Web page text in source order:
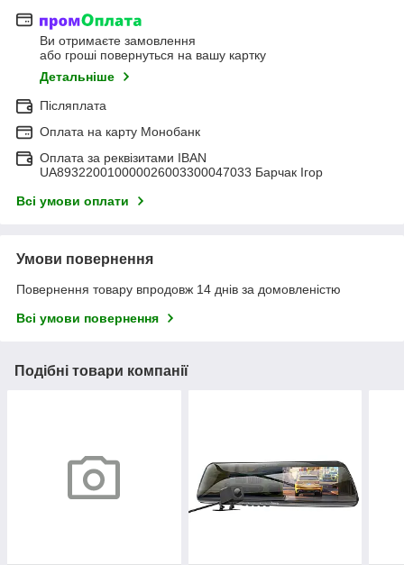
Ви отримаєте замовлення
або гроші повернуться на вашу картку
Детальніше
Післяплата
Оплата на карту Монобанк
Оплата за реквізитами IBAN
UA893220010000026003300047033 Барчак Ігор
Всі умови оплати
Умови повернення
Повернення товару впродовж 14 днів за домовленістю
Всі умови повернення
Подібні товари компанії